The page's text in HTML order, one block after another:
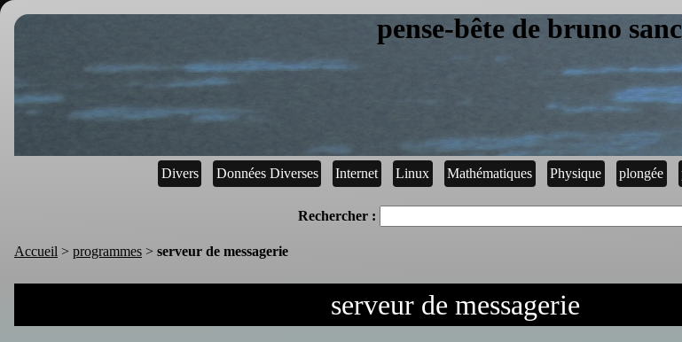
pense-bête de bruno
Divers Données Diverses Internet Linux Mathématiques Physique plongée
Rechercher :
Accueil > programmes > serveur de messagerie
serveur de messagerie